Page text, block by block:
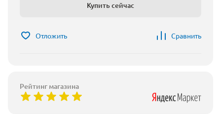
Купить сейчас
Отложить Сравнить
Рейтинг магазина